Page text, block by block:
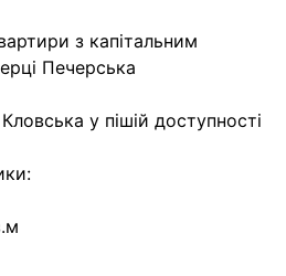
з капітальним
Печерська
у пішій доступності